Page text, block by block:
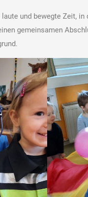
und bewegte Zeit,
gemeinsamen